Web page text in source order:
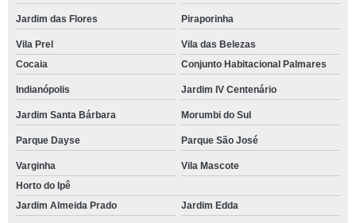
Jardim das Flores Piraporinha
Vila Prel
Vila das Belezas
Cocaia
Conjunto Habitacional Palmares
Indianópolis Jardim IV Centenário
Jardim Santa Bárbara Morumbi do Sul
Parque Dayse Parque São José
Varginha
Vila Mascote
Horto do Ipê
Jardim Almeida Prado
Jardim Edda